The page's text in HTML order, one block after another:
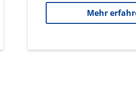
Mehr